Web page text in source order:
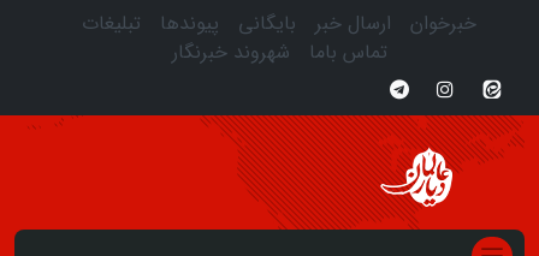
خبرخوان ارسال خبر بایگانی پیوندها
تبلیغات
تماس باما
شهروند خبرنگار